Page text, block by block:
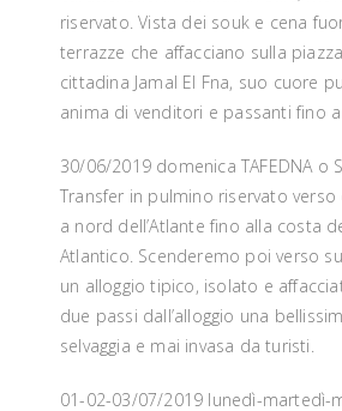
riservato. Vista dei souk e cena
terrazze che affacciano sulla
cittadina Jamal El Fna, suo cuore
anima di venditori e passanti fino
30/06/2019 domenica TAFEDNA o
Transfer in pulmino riservato
a nord dell’Atlante fino alla costa
Atlantico. Scenderemo poi verso
un alloggio tipico, isolato e
due passi dall’alloggio una
selvaggia e mai invasa da turisti.
01-02-03/07/2019 lunedì-martedì-